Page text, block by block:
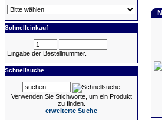
Schnelleinkauf
Eingabe der Bestellnummer.
Schnellsuche
Verwenden Sie Stichworte, um ein Produkt
zu finden.
erweiterte Suche
N